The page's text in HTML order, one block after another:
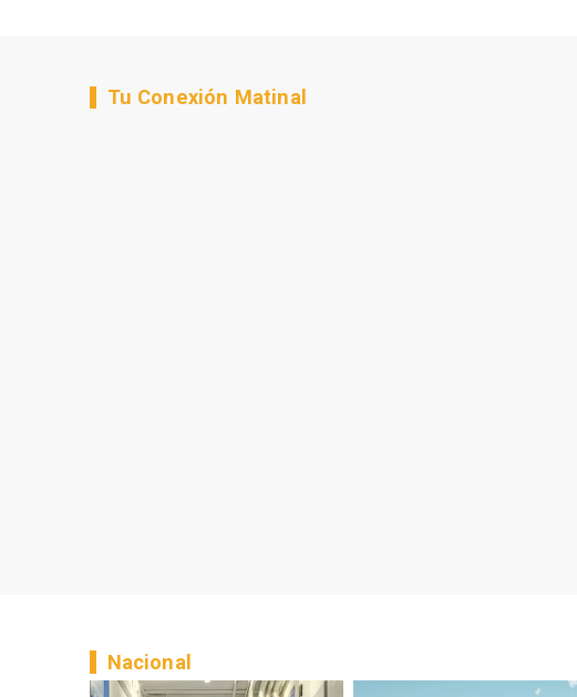
Tu Conexión Matinal
Nacional